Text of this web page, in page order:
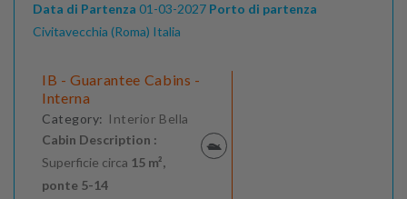
Data di Partenza 01-03-2027 Porto di partenza
Civitavecchia (Roma) Italia
IB - Guarantee Cabins -
Interna
Category: Interior Bella
Cabin Description :
Superficie circa 15 m²,
ponte 5-14